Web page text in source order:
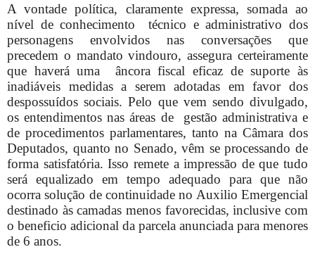
A vontade política, claramente expressa, somada ao
nível de conhecimento
técnico e administrativo dos
personagens envolvidos nas conversações que
precedem o mandato vindouro, assegura certeiramente
que haverá uma
âncora fiscal eficaz de suporte às
inadiáveis medidas a serem adotadas em favor dos
despossuídos sociais. Pelo que vem sendo divulgado,
os entendimentos nas áreas de
gestão administrativa e
de procedimentos parlamentares, tanto na Câmara dos
Deputados, quanto no Senado, vêm se processando de
forma satisfatória. Isso remete a impressão de que tudo
será equalizado em tempo adequado para que não
ocorra solução de continuidade no Auxilio Emergencial
destinado às camadas menos favorecidas, inclusive com
o beneficio adicional da parcela anunciada para menores
de 6 anos.